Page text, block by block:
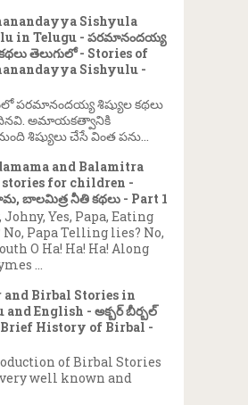
Sishyula
in Telugu - పరమానందయ్య
తెలుగులో - Stories of
Sishyulu -
పరమానందయ్య శిష్యుల కథలు
అమాయకత్వానికి
శిష్యులు చేసే వింత పను...
and Balamitra
for children -
బాలమిత్ర నీతి కథలు - Part 1
Johny, Yes, Papa, Eating
No, Papa Telling lies? No,
O Ha! Ha! Ha! Along
...
and Birbal Stories in
and English - అక్బర్ బీర్బల్
Brief History of Birbal -
of Birbal Stories
well known and